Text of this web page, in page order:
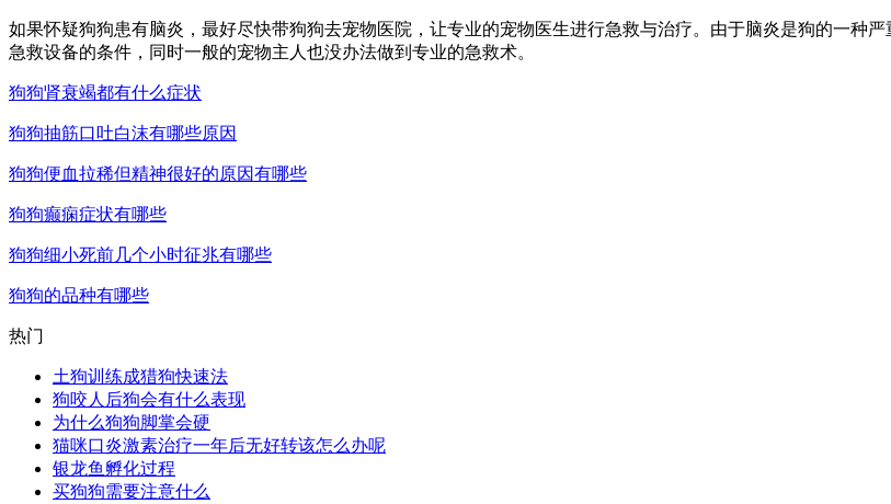
如果怀疑狗狗患有脑炎，最好尽快带狗狗去宠物医院，让专业的宠物医生进行急救与治疗。由于脑炎是狗的一种
急救设备的条件，同时一般的宠物主人也没办法做到专业的急救术。
狗狗肾衰竭都有什么症状
狗狗抽筋口吐白沫有哪些原因
狗狗便血拉稀但精神很好的原因有哪些
狗狗癫痫症状有哪些
狗狗细小死前几个小时征兆有哪些
狗狗的品种有哪些
热门
土狗训练成猎狗快速法
狗咬人后狗会有什么表现
为什么狗狗脚掌会硬
猫咪口炎激素治疗一年后无好转该怎么办呢
银龙鱼孵化过程
买狗狗需要注意什么